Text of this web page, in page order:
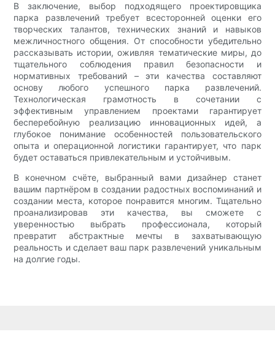
В заключение, выбор подходящего проектировщика
парка развлечений требует всесторонней оценки его
творческих талантов, технических знаний и навыков
межличностного общения. От способности убедительно
рассказывать истории, оживляя тематические миры, до
тщательного соблюдения правил безопасности и
нормативных требований – эти качества составляют
основу любого успешного парка развлечений.
Технологическая грамотность в сочетании с
эффективным управлением проектами гарантирует
бесперебойную реализацию инновационных идей, а
глубокое понимание особенностей пользовательского
опыта и операционной логистики гарантирует, что парк
будет оставаться привлекательным и устойчивым.
В конечном счёте, выбранный вами дизайнер станет
вашим партнёром в создании радостных воспоминаний и
создании места, которое понравится многим. Тщательно
проанализировав эти качества, вы сможете с
уверенностью выбрать профессионала, который
превратит абстрактные мечты в захватывающую
реальность и сделает ваш парк развлечений уникальным
на долгие годы.